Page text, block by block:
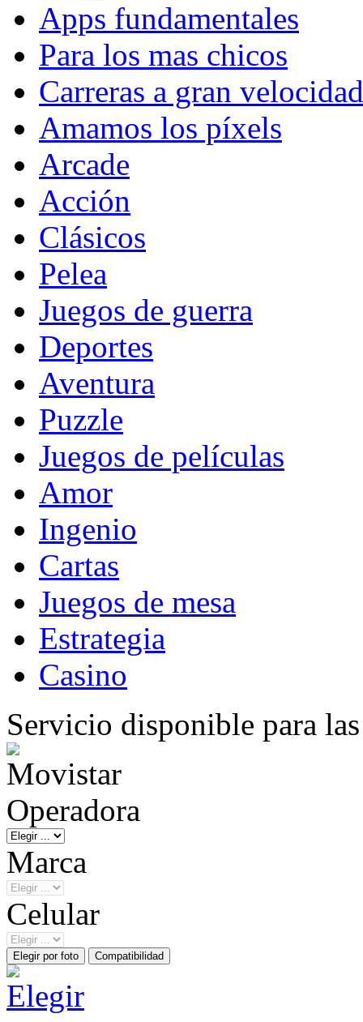
Apps fundamentales
Para los mas chicos
Carreras a gran velocidad
Amamos los píxels
Arcade
Acción
Clásicos
Pelea
Juegos de guerra
Deportes
Aventura
Puzzle
Juegos de películas
Amor
Ingenio
Cartas
Juegos de mesa
Estrategia
Casino
Servicio disponible para
Operadora
Marca
Celular